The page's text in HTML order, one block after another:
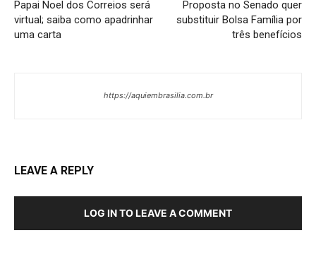
Papai Noel dos Correios será
virtual; saiba como apadrinhar
uma carta
Proposta no Senado quer
substituir Bolsa Família por
três benefícios
https://aquiembrasilia.com.br
LEAVE A REPLY
LOG IN TO LEAVE A COMMENT